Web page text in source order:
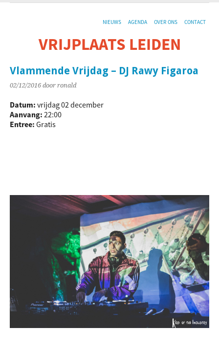
NIEUWS AGENDA OVER ONS CONTACT
VRIJPLAATS LEIDEN
Vlammende Vrijdag – DJ Rawy Figaroa
02/12/2016 door ronald
Datum: vrijdag 02 december
Aanvang: 22:00
Entree: Gratis